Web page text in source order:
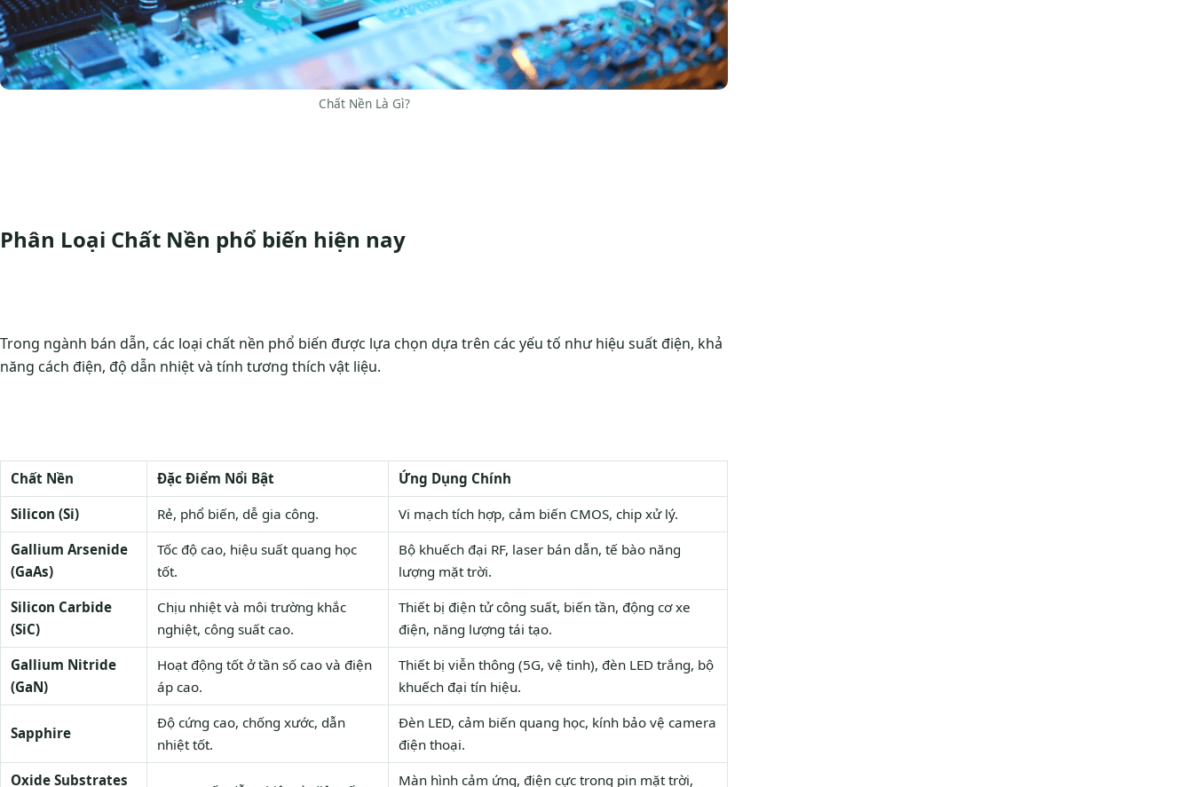
Chất Nền Là Gì?
Phân Loại Chất Nền phổ biến hiện nay
Trong ngành bán dẫn, các loại chất nền phổ biến được lựa chọn dựa trên các yếu tố như hiệu suất điện, khả
năng cách điện, độ dẫn nhiệt và tính tương thích vật liệu.
Chất Nền Đặc Điểm Nổi Bật
Ứng Dụng Chính
Silicon (Si)
Rẻ, phổ biến, dễ gia công.
Vi mạch tích hợp, cảm biến CMOS, chip xử lý.
Gallium Arsenide
(GaAs)
Tốc độ cao, hiệu suất quang học
tốt.
Bộ khuếch đại RF, laser bán dẫn, tế bào năng
lượng mặt trời.
Silicon Carbide
(SiC)
Chịu nhiệt và môi trường khắc
nghiệt, công suất cao.
Thiết bị điện tử công suất, biến tần, động cơ xe
điện, năng lượng tái tạo.
Gallium Nitride
(GaN)
Hoạt động tốt ở tần số cao và điện
áp cao.
Thiết bị viễn thông (5G, vệ tinh), đèn LED trắng, bộ
khuếch đại tín hiệu.
Sapphire
Độ cứng cao, chống xước, dẫn
nhiệt tốt.
Đèn LED, cảm biến quang học, kính bảo vệ camera
điện thoại.
Oxide Substrates
Màn hình cảm ứng, điện cực trong pin mặt trời,